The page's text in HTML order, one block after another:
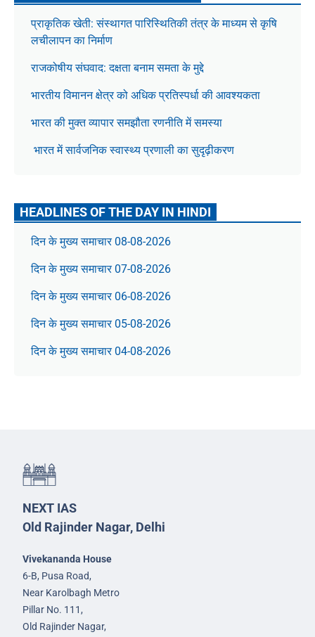
प्राकृतिक खेती: संस्थागत पारिस्थितिकी तंत्र के माध्यम से कृषि
लचीलापन का निर्माण
राजकोषीय संघवाद: दक्षता बनाम समता के मुद्दे
भारतीय विमानन क्षेत्र को अधिक प्रतिस्पर्धा की आवश्यकता
भारत की मुक्त व्यापार समझौता रणनीति में समस्या
भारत में सार्वजनिक स्वास्थ्य प्रणाली का सुदृढ़ीकरण
HEADLINES OF THE DAY IN HINDI
दिन के मुख्य समाचार 08-08-2026
दिन के मुख्य समाचार 07-08-2026
दिन के मुख्य समाचार 06-08-2026
दिन के मुख्य समाचार 05-08-2026
दिन के मुख्य समाचार 04-08-2026
NEXT IAS
Old Rajinder Nagar, Delhi
Vivekananda House
6-B, Pusa Road,
Near Karolbagh Metro
Pillar No. 111,
Old Rajinder Nagar,